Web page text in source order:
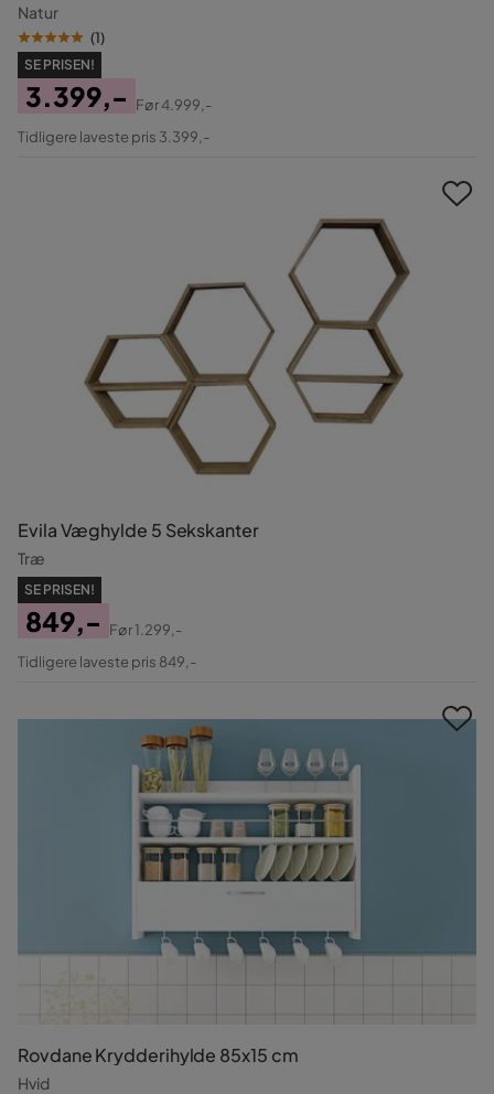
Natur
(1)
SE PRISEN!
Pris
3.399,-
Original
Før4.999,-
Tidligere laveste pris 3.399,-
Evila Væghylde 5 Sekskanter
Træ
SE PRISEN!
Pris
849,-
Original
Før1.299,-
Tidligere laveste pris 849,-
Rovdane Krydderihylde 85x15 cm
Hvid